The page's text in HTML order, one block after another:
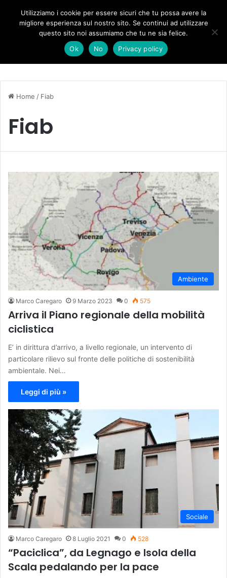
Forza Italia, il legnaghese Donà nella segreteria regionale
Home / Fiab
Fiab
Ambiente
Marco Caregaro 9 Marzo 2023 0 575
Arriva il Piano regionale della mobilità
ciclistica
E’ in dirittura d’arrivo, a livello regionale, un intervento di
particolare rilievo sul fronte delle politiche di sostenibilità
ambientale. Nei…
Leggi di più »
Sociale
Marco Caregaro 8 Luglio 2021 0 528
“Paciclica”, da Legnago e Isola della
Scala pedalando per la pace
Utilizziamo i cookie per essere sicuri che tu possa avere la
migliore esperienza sul nostro sito. Se continui ad utilizzare
questo sito noi assumiamo che tu ne sia felice.
Ok
No Privacy policy